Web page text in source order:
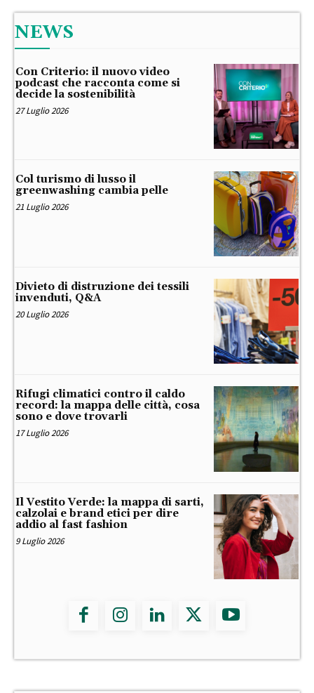
NEWS
Con Criterio: il nuovo video
podcast che racconta come si
decide la sostenibilità
27 Luglio 2026
Col turismo di lusso il
greenwashing cambia pelle
21 Luglio 2026
Divieto di distruzione dei tessili
invenduti, Q&A
20 Luglio 2026
Rifugi climatici contro il caldo
record: la mappa delle città, cosa
sono e dove trovarli
17 Luglio 2026
Il Vestito Verde: la mappa di sarti,
calzolai e brand etici per dire
addio al fast fashion
9 Luglio 2026